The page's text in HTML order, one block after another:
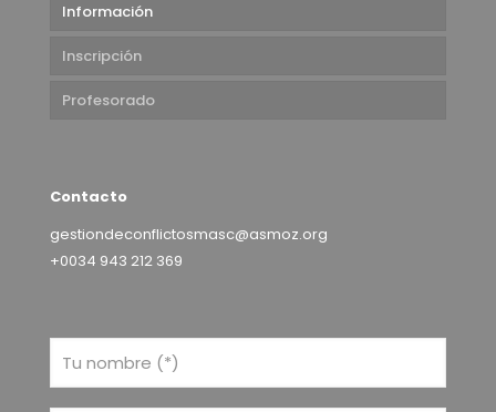
Información
Inscripción
Profesorado
Contacto
gestiondeconflictosmasc@asmoz.org
+0034 943 212 369